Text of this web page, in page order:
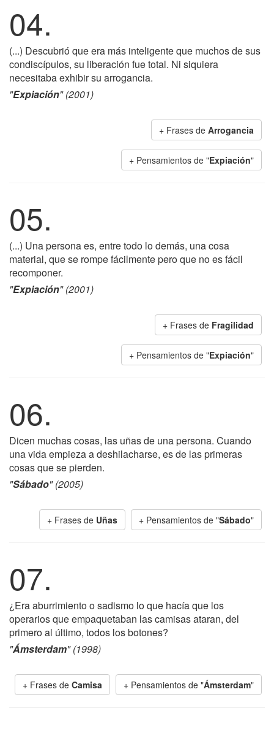
04.
(...) Descubrió que era más inteligente que muchos de sus
condiscípulos, su liberación fue total. Ni siquiera
necesitaba exhibir su arrogancia.
"Expiación" (2001)
+ Frases de Arrogancia
+ Pensamientos de "Expiación"
05.
(...) Una persona es, entre todo lo demás, una cosa
material, que se rompe fácilmente pero que no es fácil
recomponer.
"Expiación" (2001)
+ Frases de Fragilidad
+ Pensamientos de "Expiación"
06.
Dicen muchas cosas, las uñas de una persona. Cuando
una vida empieza a deshilacharse, es de las primeras
cosas que se pierden.
"Sábado" (2005)
+ Frases de Uñas + Pensamientos de "Sábado"
07.
¿Era aburrimiento o sadismo lo que hacía que los
operarios que empaquetaban las camisas ataran, del
primero al último, todos los botones?
"Ámsterdam" (1998)
+ Frases de Camisa + Pensamientos de "Ámsterdam"